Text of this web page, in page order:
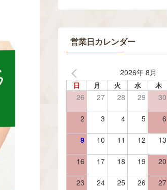
営業日カレンダー
2026年 8月
日 月 火 水 木
26 27 28 29 30
2 3 4 5 6
9 10 11 12 13
16 17 18 19 20
23 24 25 26 27